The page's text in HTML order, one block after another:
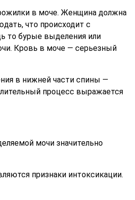
в моче. Женщина должна
что происходит с
то бурые выделения или
Кровь в моче — серьезный
в нижней части спины —
процесс выражается
мочи значительно
признаки интоксикации.